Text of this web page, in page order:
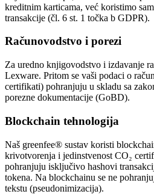
kreditnim karticama, već koristimo
transakcije (čl. 6 st. 1 točka b GDPR).
Računovodstvo i porezi
Za uredno knjigovodstvo i izdavanje
Lexware. Pritom se vaši podaci o
certifikati) pohranjuju u skladu sa
porezne dokumentacije (GoBD).
Blockchain tehnologija
Naš greenfee® sustav koristi
krivotvorenja i jedinstvenost CO₂
pohranjuju isključivo hashovi
tokena. Na blockchainu se ne
tekstu (pseudonimizacija).